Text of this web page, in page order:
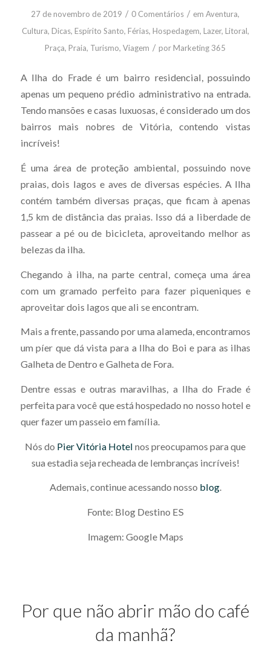
27 de novembro de 2019 / 0 Comentários / emAventura,
Cultura, Dicas, Espírito Santo, Férias, Hospedagem, Lazer, Litoral,
Praça, Praia, Turismo,Viagem / por Marketing 365
A Ilha do Frade é um bairro residencial, possuindo
apenas um pequeno prédio administrativo na entrada.
Tendo mansões e casas luxuosas, é considerado um dos
bairros mais nobres de Vitória, contendo vistas
incríveis!
É uma área de proteção ambiental, possuindo nove
praias, dois lagos e aves de diversas espécies. A Ilha
contém também diversas praças, que ficam à apenas
1,5 km de distância das praias. Isso dá a liberdade de
passear a pé ou de bicicleta, aproveitando melhor as
belezas da ilha.
Chegando à ilha, na parte central, começa uma área
com um gramado perfeito para fazer piqueniques e
aproveitar dois lagos que ali se encontram.
Mais a frente, passando por uma alameda, encontramos
um píer que dá vista para a Ilha do Boi e para as ilhas
Galheta de Dentro e Galheta de Fora.
Dentre essas e outras maravilhas, a Ilha do Frade é
perfeita para você que está hospedado no nosso hotel e
quer fazer um passeio em família.
Nós do Pier Vitória Hotelnos preocupamos para que
sua estadia seja recheada de lembranças incríveis!
Ademais, continue acessando nosso blog.
Fonte: Blog Destino ES
Imagem: Google Maps
Por que não abrir mão do café
da manhã?